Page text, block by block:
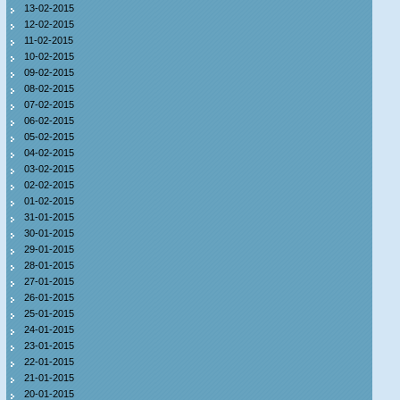
13-02-2015
12-02-2015
11-02-2015
10-02-2015
09-02-2015
08-02-2015
07-02-2015
06-02-2015
05-02-2015
04-02-2015
03-02-2015
02-02-2015
01-02-2015
31-01-2015
30-01-2015
29-01-2015
28-01-2015
27-01-2015
26-01-2015
25-01-2015
24-01-2015
23-01-2015
22-01-2015
21-01-2015
20-01-2015